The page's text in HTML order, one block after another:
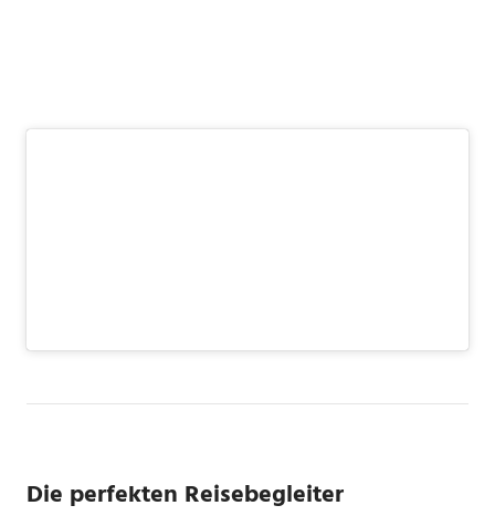
Die perfekten Reisebegleiter